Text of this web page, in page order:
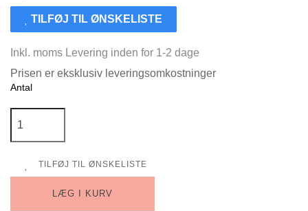
TILFØJ TIL ØNSKELISTE
Inkl. moms Levering inden for 1-2 dage
Prisen er eksklusiv leveringsomkostninger
Antal
TILFØJ TIL ØNSKELISTE
LÆG I KURV